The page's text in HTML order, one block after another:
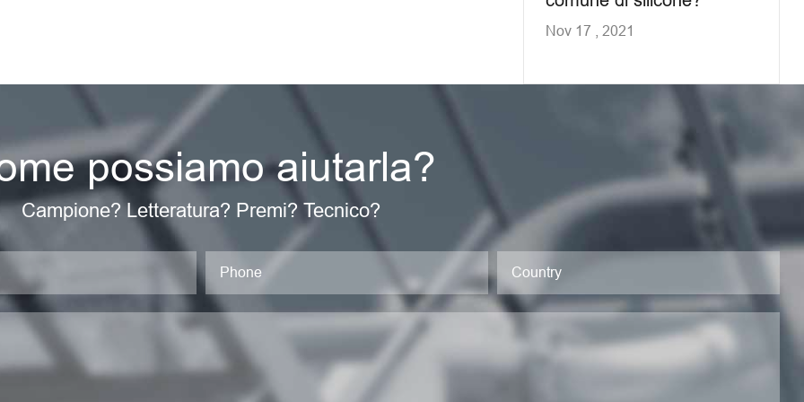
Nov 17 , 2021
possiamo aiutarla?
Campione? Letteratura? Premi? Tecnico?